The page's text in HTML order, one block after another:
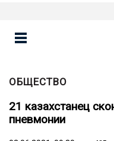
ОБЩЕСТВО
21 казахстанец
пневмонии